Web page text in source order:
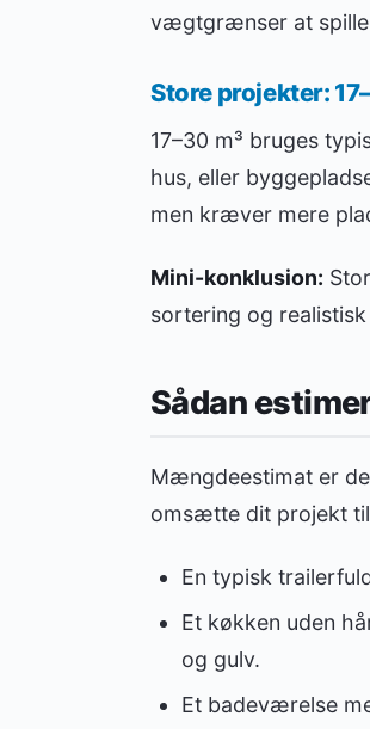
vægtgrænser at spille
Store projekter:
17–30 m³ bruges
hus, eller
men kræver mere
Mini-konklusion:
sortering og
Sådan
Mængdeestimat er
omsætte dit projekt til
En typisk
Et køkken uden
og gulv.
Et badeværelse